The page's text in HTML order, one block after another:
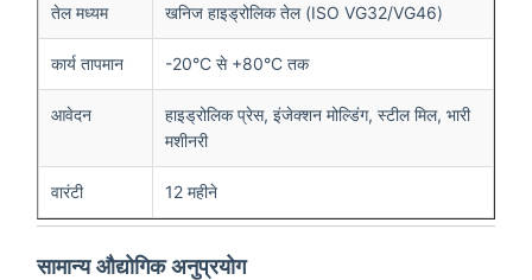
तेल मध्यम खनिज हाइड्रोलिक तेल (ISO VG32/VG46)
कार्य तापमान -20°C से +80°C तक
आवेदन
हाइड्रोलिक प्रेस, इंजेक्शन मोल्डिंग, स्टील मिल, भारी
मशीनरी
वारंटी 12 महीने
सामान्य औद्योगिक अनुप्रयोग